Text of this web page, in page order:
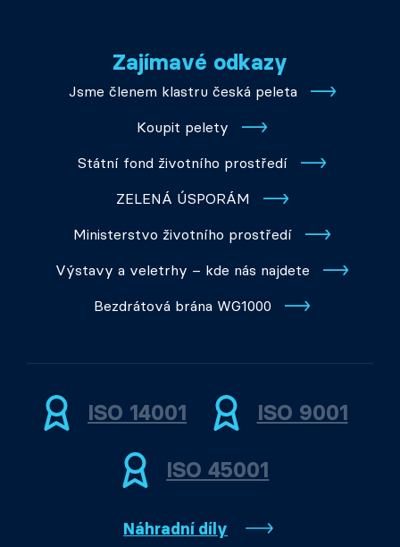
Zajímavé odkazy
Jsme členem klastru česká peleta
Koupit pelety
Státní fond životního prostředí
ZELENÁ ÚSPORÁM
Ministerstvo životního prostředí
Výstavy a veletrhy – kde nás najdete
Bezdrátová brána WG1000
ISO 14001 ISO 9001
ISO 45001
Náhradní díly